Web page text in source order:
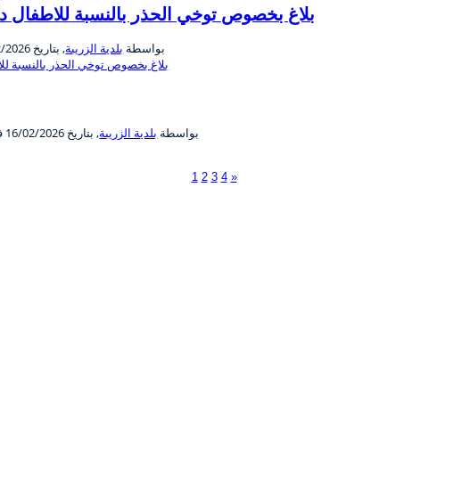
بلاغ بخصوص توخي الحذر بالنسبة للاطفال
بواسطة بلدية الزريبة, بتاريخ 2026
بواسطة بلدية الزريبة, بتاريخ 16/02/2026
1 2 3 4 »